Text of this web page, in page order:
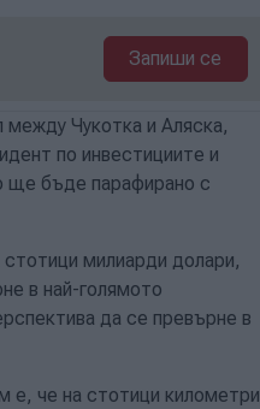
Запиши се
Чукотка и Аляска,
по инвестициите и
ще бъде парафирано с
милиарди долари,
в най-голямото
да се превърне в
е, че на стотици километри